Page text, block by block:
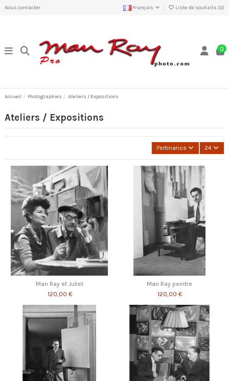
Nous contacter Français Liste de souhaits (0)
0
Accueil Photographies Ateliers / Expositions
Ateliers / Expositions
Pertinance 24
Man Ray et Juliet
120,00 €
Man Ray peintre
120,00 €